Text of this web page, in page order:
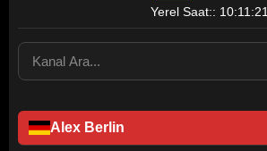
Yerel Saat:: 10:11:21
Alex Berlin